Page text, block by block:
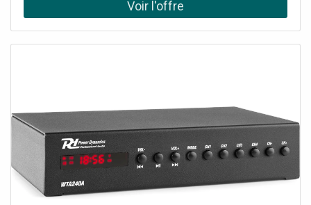
tout en offrant une adaptabilité parfaite et une fiabilité
encore, ce qui le rend à la fois convivial et riche en
fonctionnalités.Amplificateur de sonorisation pour usage
commercial et industriel, Sélecteur d'enceintes 6 zones
avec atténuateur à 6 niveaux, Quatre entrées micro ou
ligne avec bornes à vis Euro block, Deux entrées AUX avec
prises RCA, Commandes des graves et des aigus, Entrée
microphone à distance avec borne RJ45, Alimentation